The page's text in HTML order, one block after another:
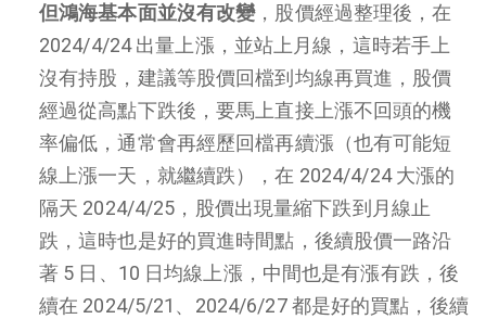
但鴻海基本面並沒有改變，股價經過整理後，在
2024/4/24 出量上漲，並站上月線，這時若手上
沒有持股，建議等股價回檔到均線再買進，股價
經過從高點下跌後，要馬上直接上漲不回頭的機
率偏低，通常會再經歷回檔再續漲（也有可能短
線上漲一天，就繼續跌），在 2024/4/24 大漲的
隔天 2024/4/25，股價出現量縮下跌到月線止
跌，這時也是好的買進時間點，後續股價一路沿
著 5 日、10 日均線上漲，中間也是有漲有跌，後
續在 2024/5/21、2024/6/27 都是好的買點，後續